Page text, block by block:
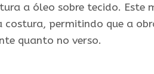
a óleo sobre tecido. Este
costura, permitindo que a
quanto no verso.